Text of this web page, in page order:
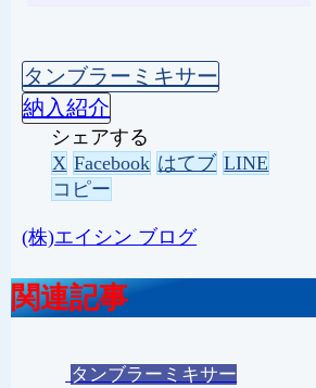
タンブラーミキサー
納入紹介
シェアする
X Facebook はてブ LINE
コピー
(株)エイシン ブログ
関連記事
タンブラーミキサー